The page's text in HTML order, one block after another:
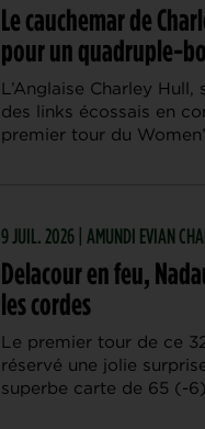
Le cauchemar de
pour un quadruple-
L’Anglaise Charley
des links écossais en
premier tour du
9 JUIL. 2026 | AMUNDI EVIAN
Delacour en feu,
les cordes
Le premier tour de ce
réservé une jolie
superbe carte de 65 (-